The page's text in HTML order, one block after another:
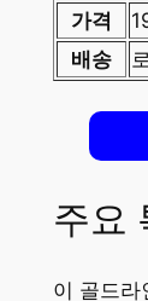
가격
배송
주요
이 골드라